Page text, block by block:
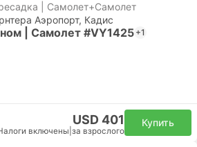
| Самолет+Самолет
Аэропорт, Кадис
| Самолет #VY1425 +1
USD 401
включены за взрослого
Купить